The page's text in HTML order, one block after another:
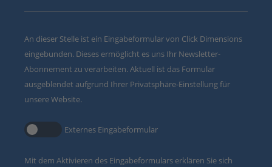
An dieser Stelle ist ein Eingabeformular von Click Dimensions
eingebunden. Dieses ermöglicht es uns Ihr Newsletter-
Abonnement zu verarbeiten. Aktuell ist das Formular
ausgeblendet aufgrund Ihrer Privatsphäre-Einstellung für
unsere Website.
Externes Eingabeformular
Mit dem Aktivieren des Eingabeformulars erklären Sie sich